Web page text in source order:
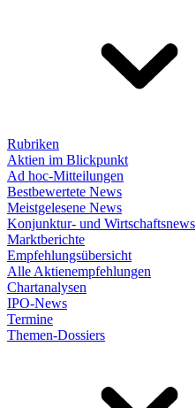
Rubriken
Aktien im Blickpunkt
Ad hoc-Mitteilungen
Bestbewertete News
Meistgelesene News
Konjunktur- und Wirtschaftsnews
Marktberichte
Empfehlungsübersicht
Alle Aktienempfehlungen
Chartanalysen
IPO-News
Termine
Themen-Dossiers